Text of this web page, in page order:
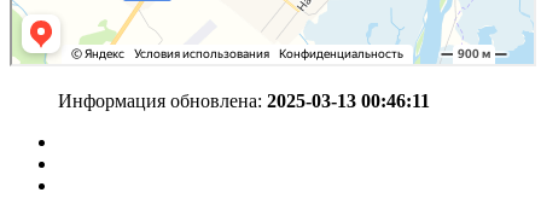
Информация обновлена: 2025-03-13 00:46:11